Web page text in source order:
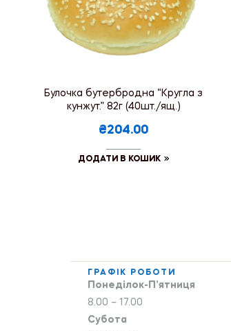
Булочка бутербродна “Кругла з
кунжут.” 82г (40шт./ящ.)
₴204.00
ДОДАТИ В КОШИК
ГРАФІК РОБОТИ
Понеділок-П’ятниця
8.00 – 17.00
Субота